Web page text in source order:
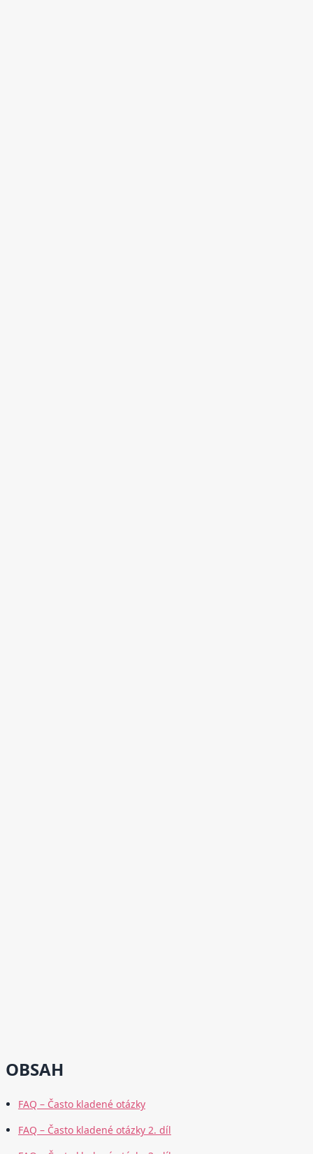
OBSAH
FAQ – Často kladené otázky
FAQ – Často kladené otázky 2. díl